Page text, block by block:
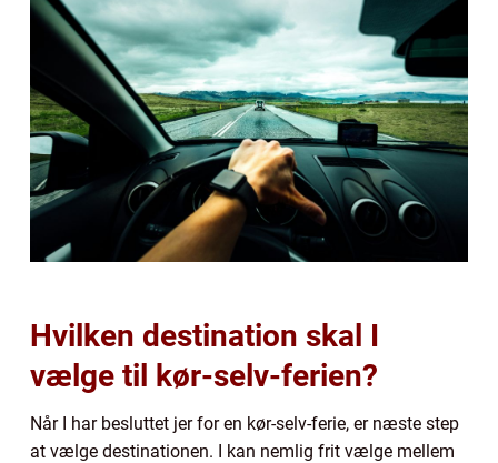
Hvilken destination skal I
vælge til kør-selv-ferien?
Når I har besluttet jer for en kør-selv-ferie, er næste step
at vælge destinationen. I kan nemlig frit vælge mellem